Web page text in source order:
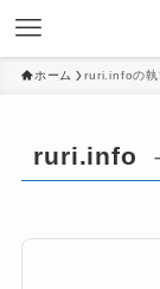
ホーム ruri.infoの執
ruri.info